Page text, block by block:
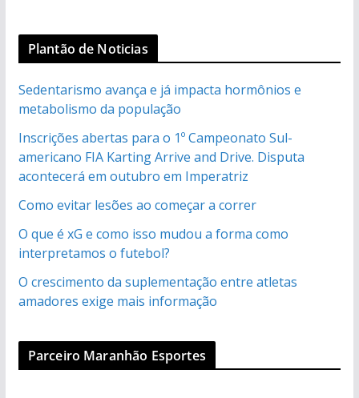
Plantão de Noticias
Sedentarismo avança e já impacta hormônios e
metabolismo da população
Inscrições abertas para o 1º Campeonato Sul-
americano FIA Karting Arrive and Drive. Disputa
acontecerá em outubro em Imperatriz
Como evitar lesões ao começar a correr
O que é xG e como isso mudou a forma como
interpretamos o futebol?
O crescimento da suplementação entre atletas
amadores exige mais informação
Parceiro Maranhão Esportes